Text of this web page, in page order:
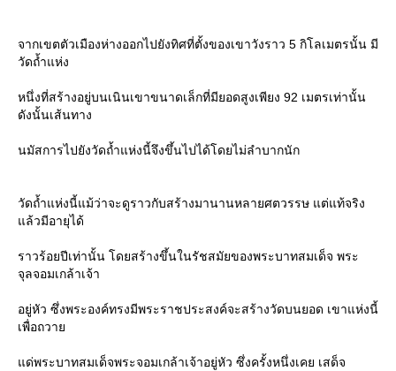
จากเขตตัวเมืองห่างออกไปยังทิศที่ตั้งของเขาวังราว 5 กิโลเมตรนั้น มี
วัดถ้ำแห่ง
หนึ่งที่สร้างอยู่บนเนินเขาขนาดเล็กที่มียอดสูงเพียง 92 เมตรเท่านั้น
ดังนั้นเส้นทาง
นมัสการไปยังวัดถ้ำแห่งนี้จึงขึ้นไปได้โดยไม่ลำบากนัก
วัดถ้ำแห่งนี้แม้ว่าจะดูราวกับสร้างมานานหลายศตวรรษ แต่แท้จริง
ล้วมีอายุได้
ราวร้อยปีเท่านั้น โดยสร้างขึ้นในรัชสมัยของพระบาทสมเด็จ พระ
จุลจอมเกล้าเจ้า
อยู่หัว ซึ่งพระองค์ทรงมีพระราชประสงค์จะสร้างวัดบนยอด เขาแห่งนี้
เพื่อถวา
ด่พระบาทสมเด็จพระจอมเกล้าเจ้าอยู่หัว ซึ่งครั้งหนึ่งเคย เสด็จ